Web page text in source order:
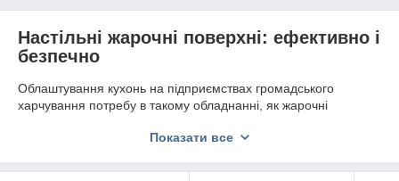
Настільні жарочні поверхні: ефективно і
безпечно
Облаштування кухонь на підприємствах громадського
харчування потребу в такому обладнанні, як жарочні
великій поверхні і широкому функціоналу дозволяють
продукції. Їх застосовують для приготування м'ясних, рибних,
Показати все